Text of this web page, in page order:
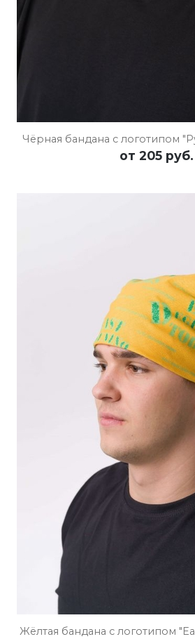
Чёрная бандана с логотипом
от 205 руб.
ПОДРОБНЕЕ ОСТАВИТЬ
Жёлтая бандана с логотипом